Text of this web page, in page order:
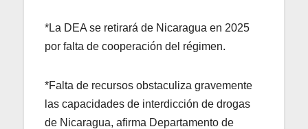
*La DEA se retirará de Nicaragua en 2025
por falta de cooperación del régimen.
*Falta de recursos obstaculiza gravemente
las capacidades de interdicción de drogas
de Nicaragua, afirma Departamento de